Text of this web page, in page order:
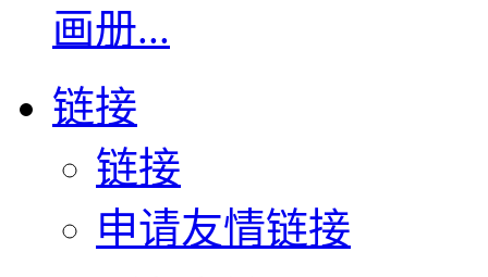
画册...
链接
链接
申请友情链接